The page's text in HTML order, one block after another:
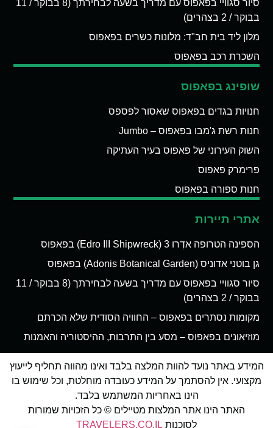
סיור סגוויי בפאפוס עם מדריך בשעה לבחירתך (8 בבוקר / 11
בבוקר / 2 בצהרים)
מלון ליד בית חב"ד: מלונות כשרים בפאפוס
השכרת רכב בפאפוס
שופינג בפאפוס
חנויות בגדים בפאפוס שאסור לפספס
חנות רשת ג'מבו בפאפוס – Jumbo
השוק העירוני של פאפוס בעיר העתיקה
פרימרק פאפוס
חנות ספורה בפאפוס
אתרי תיירות
הספינה הטרופה אדְרו 3 (Edro III Shipwreck) בפאפוס
גן בוטני אדוניס (Adonis Botanical Garden) בפאפוס
סיור סגוויי בפאפוס עם מדריך בשעה לבחירתך (8 בבוקר / 11
בבוקר / 2 בצהרים)
מקומות נסתרים בפאפוס – החוויה הסודית שלא הכרתם
מוזיאונים בפאפוס – מסע בין התרבות, ההיסטוריה והאמנות
המידע באתר נועד להוות המלצה בלבד ואינו מהווה תחליף לייעוץ
מקצועי. אין להסתמך על המידע כעובדה מוחלטת, וכל שימוש בו
הינו באחריות המשתמש בלבד.
האתר הינו אתר המלצות מטיילים © כל הזכויות שמורות
לסוכנות TRAVELERS.CO.IL